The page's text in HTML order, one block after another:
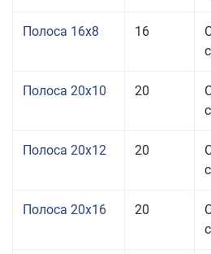
Полоса 16x8 16
Полоса 20x10 20
Полоса 20x12 20
Полоса 20x16 20